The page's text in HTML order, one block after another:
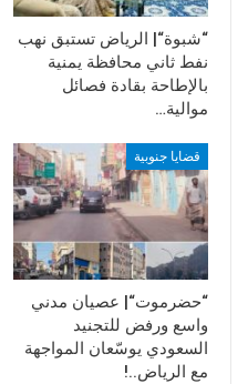
“شبوة“| الرياض تستبق نهب
نفط ثاني محافظة يمنية
بالإطاحة بقادة فصائل
موالية…
قضايا جنوبية
“حضرموت“| عصيان مدني
واسع ورفض للتجنيد
السعودي يوسّعان المواجهة
مع الرياض..!